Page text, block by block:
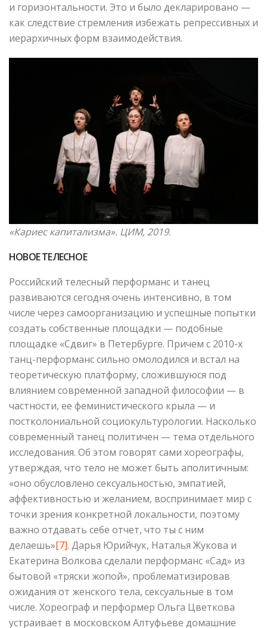
и горизонтальности. Это и было декларировано —
как следствие стремления избежать репрессивных и
иерархичных форм взаимодействия.
«Кариес капитализма». ЦИМ, 2019.
НОВОЕ ТЕЛЕСНОЕ
Российский телесный перформанс и танец
развиваются сегодня очень интенсивно, в том
числе через самоорганизацию и успешные попытки
создать собственные площадки — подобные
площадке «Сдвиг» в Петербурге. Причем с 2010-х
танц-перформанс сильно омолодился и встал на
теоретическую платформу, сложившуюся под
влиянием современной западной философии — в
частности, ее феминистического крыла — и
постколониальной социокультурологии. Насколько
современный танец политичен — тема отдельного
исследования. Об этом говорят сами хореографы,
утверждая, что тело не может быть аполитичным:
«оно обусловлено сексуальностью, эмпатией,
аффективностью и желанием, воспринимает мир с
точки зрения конкретной локальности, поэтому
важно отдавать себе отчет, что ты с ним
делаешь»[7]. Дарья Юрийчук, Наталья Жукова и
Екатерина Волкова сделали перформанс «Сад» из
бытовой «тряски жопой», проблематизировав
ожидания от женского тела, сексуальные в том
числе. Хореограф и перформер Ольга Цветкова
устраивает в московском Алтуфьеве домашние